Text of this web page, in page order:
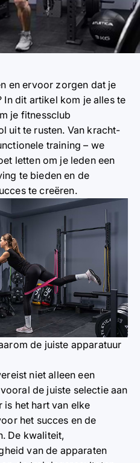
en ervoor zorgen dat je
dit artikel kom je alles te
je fitnessclub
uit te rusten. Van kracht-
training – we
letten om je leden een
te bieden en de
te creëren.
de juiste apparatuur
niet alleen een
de juiste selectie aan
is het hart van elke
het succes en de
De kwaliteit,
van de apparaten